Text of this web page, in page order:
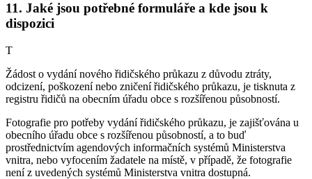
11. Jaké jsou potřebné formuláře a kde jsou k
dispozici
T
Žádost o vydání nového řidičského průkazu z důvodu ztráty,
odcizení, poškození nebo zničení řidičského průkazu, je tisknuta z
registru řidičů na obecním úřadu obce s rozšířenou působností.
Fotografie pro potřeby vydání řidičského průkazu, je zajišťována u
obecního úřadu obce s rozšířenou působností, a to buď
prostřednictvím agendových informačních systémů Ministerstva
vnitra, nebo vyfocením žadatele na místě, v případě, že fotografie
není z uvedených systémů Ministerstva vnitra dostupná.